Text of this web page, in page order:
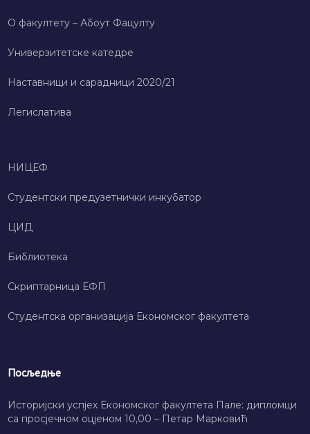
О факултету – Абоут Фацултy
Универзитетске катедре
Наставници и сарадници 2020/21
Легислатива
НИЦЕФ
Студентски предузетнички инкубатор
ЦИД
Библиотека
Скриптарница ЕФП
Студентска организација Економског факултета
Посљедње
Историјски успјех Економског факултета Пале: дипломци
са просјечном оцјеном 10,00 – Петар Марковић